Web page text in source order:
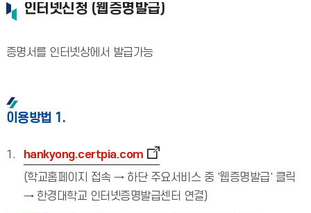
인터넷신청 (웹증명발급)
증명서를 인터넷상에서 발급가능
이용방법 1.
hankyong.certpia.com
(학교홈페이지 접속 → 하단 주요서비스 중 '웹증명발급' 클릭
→ 한경대학교 인터넷증명발급센터 연결)